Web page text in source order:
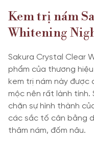
Kem trị nám
Whitening
Sakura Crystal Clear
phẩm của thương
kem trị nám này
mộc nên rất lành tính.
chặn sự hình thành
các sắc tố cân bằng
thâm nám, đốm nâu.